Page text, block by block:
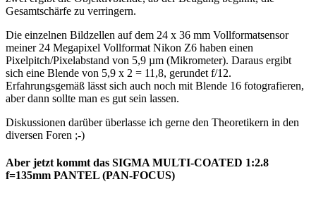
Gesamtschärfe zu verringern.
Die einzelnen Bildzellen auf dem 24 x 36 mm Vollformatsensor
meiner 24 Megapixel Vollformat Nikon Z6 haben einen
Pixelpitch/Pixelabstand von 5,9 µm (Mikrometer). Daraus ergibt
sich eine Blende von 5,9 x 2 = 11,8, gerundet f/12.
Erfahrungsgemäß lässt sich auch noch mit Blende 16 fotografieren,
aber dann sollte man es gut sein lassen.
Diskussionen darüber überlasse ich gerne den Theoretikern in den
diversen Foren ;-)
Aber jetzt kommt das SIGMA MULTI-COATED 1:2.8
f=135mm PANTEL (PAN-FOCUS)